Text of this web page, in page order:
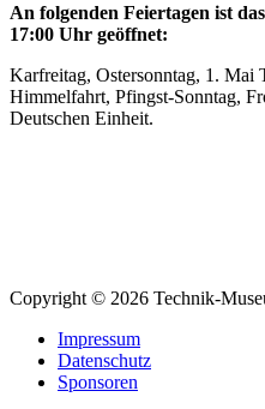
An folgenden Feiertagen ist
17:00 Uhr geöffnet:
Karfreitag, Ostersonntag, 1. Mai
Himmelfahrt, Pfingst-Sonntag,
Deutschen Einheit.
Copyright © 2026 Technik-
Impressum
Datenschutz
Sponsoren